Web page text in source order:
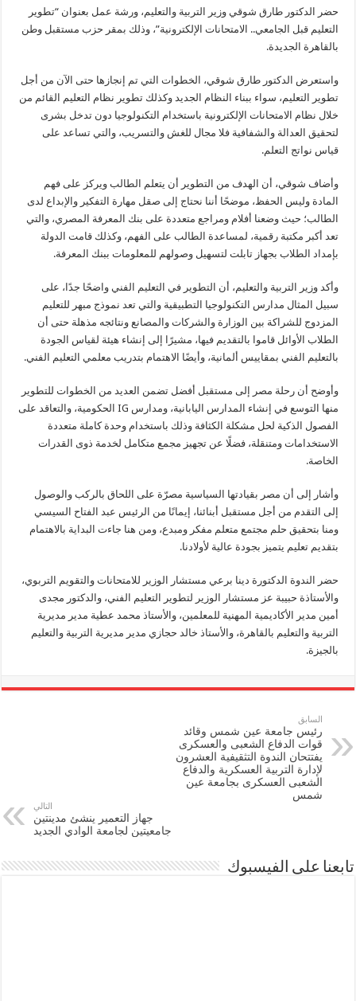
الامتحانات
الإلكترونية”
الدكتور
تجربة
مصر
في
تطوير
التعليم..
ويؤكد:
نتطلع
حضر الدكتور طارق شوقي وزير التربية والتعليم، ورشة عمل بعنوان “تطوير
التعليم قبل الجامعي.. الامتحانات الإلكترونية”، وذلك بمقر حزب مستقبل وطن
بالقاهرة الجديدة.
واستعرض الدكتور طارق شوقي، الخطوات التي تم إنجازها حتى الآن من أجل
تطوير التعليم، سواء ببناء النظام الجديد وكذلك تطوير نظام التعليم القائم من
خلال نظام الامتحانات الإلكترونية باستخدام التكنولوجيا دون تدخل بشرى
لتحقيق العدالة والشفافية فلا مجال للغش والتسريب، والتي تساعد على
قياس نواتج التعلم.
وأضاف شوقي، أن الهدف من التطوير أن يتعلم الطالب ويركز على فهم
المادة وليس الحفظ، موضحًا أننا نحتاج إلى صقل مهارة التفكير والإبداع لدى
الطالب؛ حيث وضعنا أفلام ومراجع متعددة على بنك المعرفة المصري، والتي
تعد أكبر مكتبة رقمية، لمساعدة الطالب على الفهم، وكذلك قامت الدولة
بإمداد الطلاب بجهاز تابلت لتسهيل وصولهم للمعلومات ببنك المعرفة.
وأكد وزير التربية والتعليم، أن التطوير في التعليم الفني واضحًا جدًا، على
سبيل المثال مدارس التكنولوجيا التطبيقية والتي تعد نموذج مبهر للتعليم
المزدوج للشراكة بين الوزارة والشركات والمصانع ونتائجه مذهلة حتى أن
الطلاب الأوائل قاموا بالتقديم فيها، مشيرًا إلى إنشاء هيئة لقياس الجودة
بالتعليم الفني بمقاييس ألمانية، وأيضًا الاهتمام بتدريب معلمي التعليم الفني.
وأوضح أن رحلة مصر إلى مستقبل أفضل تضمن العديد من الخطوات للتطوير
منها التوسع في إنشاء المدارس اليابانية، ومدارس IG الحكومية، والتعاقد على
الفصول الذكية لحل مشكلة الكثافة وذلك باستخدام وحدة كاملة متعددة
الاستخدامات ومتنقلة، فضلًا عن تجهيز مجمع متكامل لخدمة ذوى القدرات
الخاصة.
وأشار إلى أن مصر بقيادتها السياسية مصرّة على اللحاق بالركب والوصول
إلى التقدم من أجل مستقبل أبنائنا، إيمانًا من الرئيس عبد الفتاح السيسي
ومنا بتحقيق حلم مجتمع متعلم مفكر ومبدع، ومن هنا جاءت البداية بالاهتمام
بتقديم تعليم يتميز بجودة عالية لأولادنا.
حضر الندوة الدكتورة دينا برعي مستشار الوزير للامتحانات والتقويم التربوي،
والأستاذة حبيبة عز مستشار الوزير لتطوير التعليم الفني، والدكتور مجدى
أمين مدير الأكاديمية المهنية للمعلمين، والأستاذ محمد عطية مدير مديرية
التربية والتعليم بالقاهرة، والأستاذ خالد حجازي مدير مديرية التربية والتعليم
بالجيزة.
السابق
رئيس جامعة عين شمس وقائد
قوات الدفاع الشعبى والعسكرى
يفتتحان الندوة التثقيفية العشرون
لإدارة التربية العسكرية والدفاع
الشعبى العسكرى بجامعة عين
شمس
التالي
جهاز التعمير ينشئ مدينتين
جامعيتين لجامعة الوادي الجديد
تابعنا على الفيسبوك